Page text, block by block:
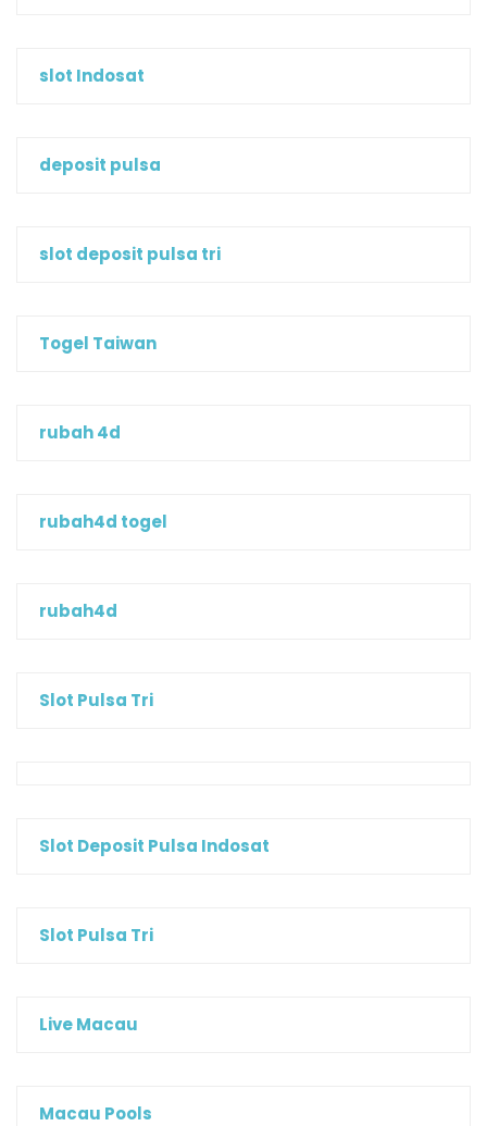
slot Indosat
deposit pulsa
slot deposit pulsa tri
Togel Taiwan
rubah 4d
rubah4d togel
rubah4d
Slot Pulsa Tri
Slot Deposit Pulsa Indosat
Slot Pulsa Tri
Live Macau
Macau Pools